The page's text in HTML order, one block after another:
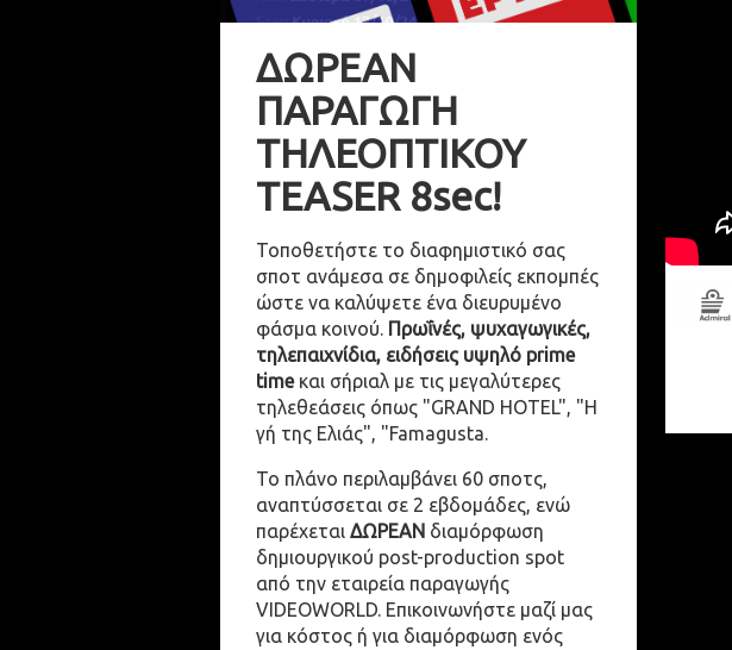
ΔΩΡΕΑΝ
ΠΑΡΑΓΩΓΗ
ΤΗΛΕΟΠΤΙΚΟΥ
TEASER 8sec!
Τοποθετήστε το διαφημιστικό σας
σποτ ανάμεσα σε δημοφιλείς εκπομπές
ώστε να καλύψετε ένα διευρυμένο
φάσμα κοινού. Πρωΐνές, ψυχαγωγικές,
τηλεπαιχνίδια, ειδήσεις υψηλό prime
timeκαι σήριαλ με τις μεγαλύτερες
τηλεθεάσεις όπως "GRAND HOTEL", "Η
γή της Ελιάς", "Famagusta.
Το πλάνο περιλαμβάνει 60 σποτς,
αναπτύσσεται σε 2 εβδομάδες, ενώ
παρέχεται ΔΩΡΕΑΝ διαμόρφωση
δημιουργικού post-production spot
από την εταιρεία παραγωγής
VIDEOWORLD. Επικοινωνήστε μαζί μας
για κόστος ή για διαμόρφωση ενός